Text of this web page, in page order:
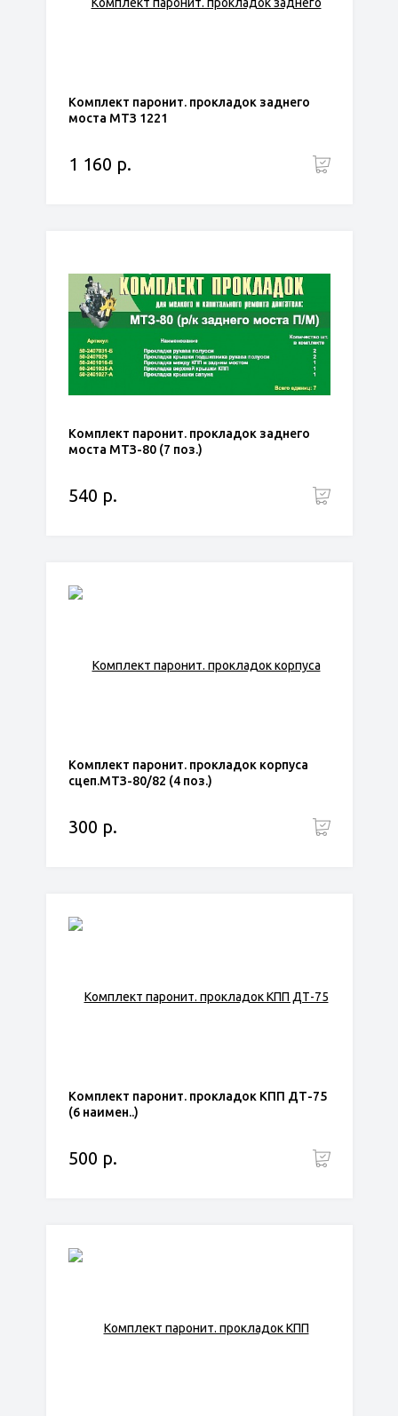
Комплект паронит. прокладок заднего
моста МТЗ 1221
1 160 р.
Комплект паронит. прокладок заднего
моста МТЗ-80 (7 поз.)
540 р.
Комплект паронит. прокладок корпуса
сцеп.МТЗ-80/82 (4 поз.)
300 р.
Комплект паронит. прокладок КПП ДТ-75
(6 наимен..)
500 р.